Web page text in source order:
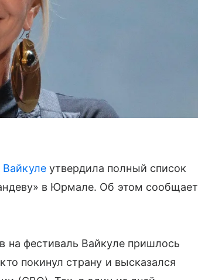
утвердила полный список
в Юрмале. Об этом сообщает
на фестиваль Вайкуле пришлось
покинул страну и высказался